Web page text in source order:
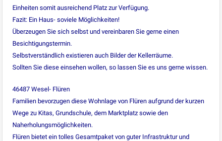
Einheiten somit ausreichend Platz zur Verfügung.
Fazit: Ein Haus- soviele Möglichkeiten!
Überzeugen Sie sich selbst und vereinbaren Sie gerne einen
Besichtigungstermin.
Selbstverständlich existieren auch Bilder der Kellerräume.
Sollten Sie diese einsehen wollen, so lassen Sie es uns gerne wissen.
46487 Wesel- Flüren
Familien bevorzugen diese Wohnlage von Flüren aufgrund der kurzen
Wege zu Kitas, Grundschule, dem Marktplatz sowie den
Naherholungsmöglichkeiten.
Flüren bietet ein tolles Gesamtpaket von guter Infrastruktur und